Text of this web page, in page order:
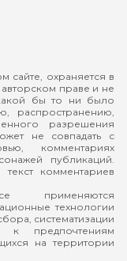
сайте, охраняется в
праве и не
бы то ни было
распространению,
разрешения
не совпадать с
комментариях
публикаций.
комментариев
применяются
технологии
систематизации
к предпочтениям
на территории